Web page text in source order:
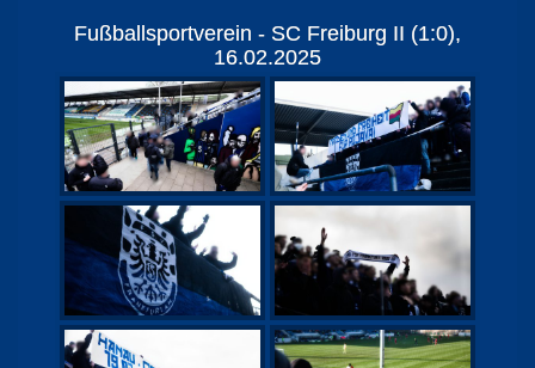
Fußballsportverein - SC Freiburg II (1:0),
16.02.2025